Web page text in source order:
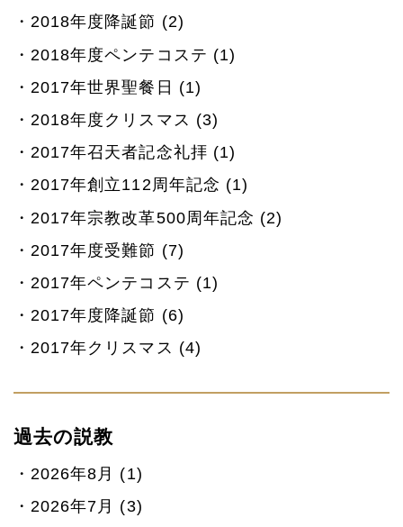
2018年度降誕節 (2)
2018年度ペンテコステ (1)
2017年世界聖餐日 (1)
2018年度クリスマス (3)
2017年召天者記念礼拝 (1)
2017年創立112周年記念 (1)
2017年宗教改革500周年記念 (2)
2017年度受難節 (7)
2017年ペンテコステ (1)
2017年度降誕節 (6)
2017年クリスマス (4)
過去の説教
2026年8月 (1)
2026年7月 (3)